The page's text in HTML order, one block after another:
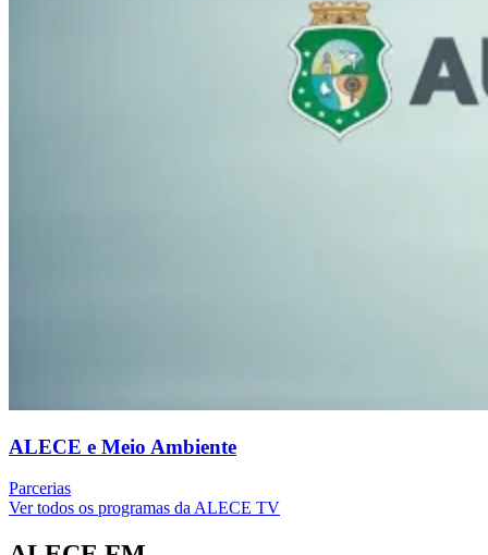
ALECE e Meio Ambiente
Parcerias
Ver todos os programas da ALECE TV